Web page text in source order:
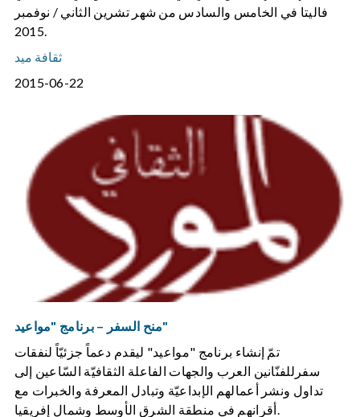
فاليتا في الخامس والسادس من شهر تشرين الثاني / نوفمبر
2015.
ثقافة ميد
2015-06-22
منح السفر – برنامج "مواعيد"
تمّ إنشاء برنامج "مواعيد" ليقدم دعماً جزئيّاً لنفقات
سفرللفنّانين العرب والجهات الفاعلة الثقافيّة السّاعين إلى
تداول ونشر أعمالهم الإبداعيّة وتبادل المعرفة والخبرات مع